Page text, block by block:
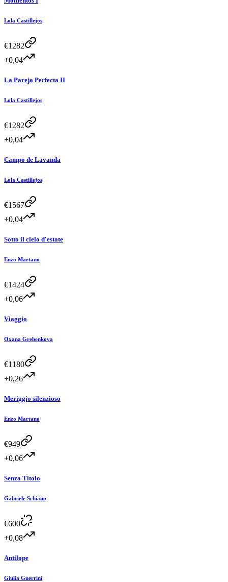
Lola Castillejos
€1282
+0,04
La Pareja Perfecta II
Lola Castillejos
€1282
+0,04
Campo de Lavanda
Lola Castillejos
€1567
+0,04
Sotto il cielo d'estate
Enzo Martano
€1424
+0,06
Viaggio
Oxana Grebenkova
€1180
+0,26
Meriggio silenzioso
Enzo Martano
€949
+0,06
Senza Titolo
Gabriele Schiano
€600
+0,08
Antilope
Giulia Guerrini